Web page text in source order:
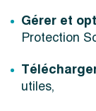
Gérer et
Protection
utiles,